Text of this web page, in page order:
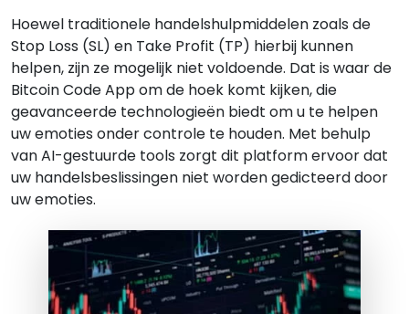
Hoewel traditionele handelshulpmiddelen zoals de
Stop Loss (SL) en Take Profit (TP) hierbij kunnen
helpen, zijn ze mogelijk niet voldoende. Dat is waar de
Bitcoin Code App om de hoek komt kijken, die
geavanceerde technologieën biedt om u te helpen
uw emoties onder controle te houden. Met behulp
van AI-gestuurde tools zorgt dit platform ervoor dat
uw handelsbeslissingen niet worden gedicteerd door
uw emoties.